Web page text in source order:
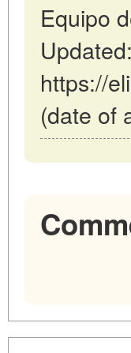
Equipo
https://
(date of